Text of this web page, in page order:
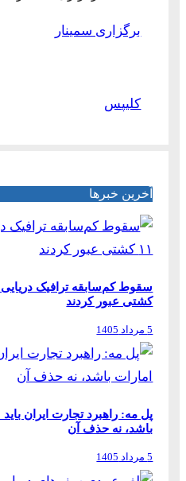
برگزاری سمینار
کلیپس
آخرین خبرها
کشتی عبور کردند
5 مرداد 1405
پل مه: راهبرد تجارت ایران
باشد، نه حذف آن
5 مرداد 1405